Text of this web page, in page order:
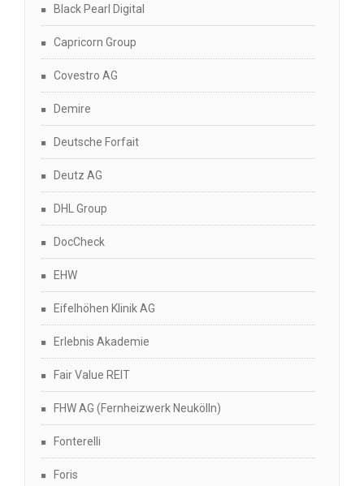
Black Pearl Digital
Capricorn Group
Covestro AG
Demire
Deutsche Forfait
Deutz AG
DHL Group
DocCheck
EHW
Eifelhöhen Klinik AG
Erlebnis Akademie
Fair Value REIT
FHW AG (Fernheizwerk Neukölln)
Fonterelli
Foris